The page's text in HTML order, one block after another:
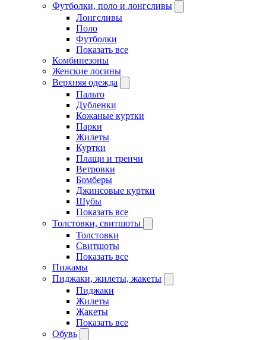
Футболки, поло и лонгсливы
Лонгсливы
Поло
Футболки
Показать все
Комбинезоны
Женские лосины
Верхняя одежда
Пальто
Дубленки
Кожаные куртки
Парки
Жилеты
Куртки
Плащи и тренчи
Ветровки
Бомберы
Джинсовые куртки
Шубы
Показать все
Толстовки, свитшоты
Толстовки
Свитшоты
Показать все
Пижамы
Пиджаки, жилеты, жакеты
Пиджаки
Жилеты
Жакеты
Показать все
Обувь